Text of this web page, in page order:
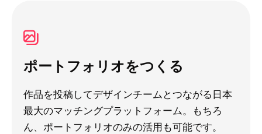
ポートフォリオをつくる
作品を投稿してデザインチームとつながる日本
最大のマッチングプラットフォーム。もちろ
ん、ポートフォリオのみの活用も可能です。